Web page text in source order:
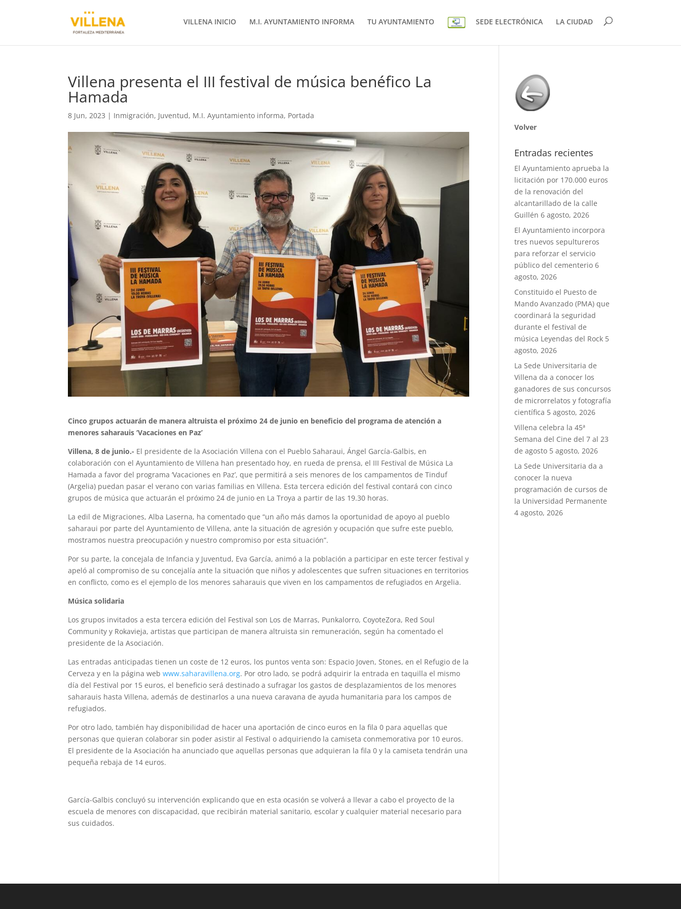
VILLENA INICIO M.I. AYUNTAMIENTO INFORMA TU AYUNTAMIENTO SEDE ELECTRÓNICA LA CIUDAD
Villena presenta el III festival de música benéfico La
Hamada
8 Jun, 2023 | Inmigración, Juventud, M.I. Ayuntamiento informa, Portada
Cinco grupos actuarán de manera altruista el próximo 24 de junio en beneficio del programa de atención a
menores saharauis ‘Vacaciones en Paz’
Villena, 8 de junio.- El presidente de la Asociación Villena con el Pueblo Saharaui, Ángel García-Galbis, en
colaboración con el Ayuntamiento de Villena han presentado hoy, en rueda de prensa, el III Festival de Música La
Hamada a favor del programa ‘Vacaciones en Paz’, que permitirá a seis menores de los campamentos de Tinduf
(Argelia) puedan pasar el verano con varias familias en Villena. Esta tercera edición del festival contará con cinco
grupos de música que actuarán el próximo 24 de junio en La Troya a partir de las 19.30 horas.
La edil de Migraciones, Alba Laserna, ha comentado que “un año más damos la oportunidad de apoyo al pueblo
saharaui por parte del Ayuntamiento de Villena, ante la situación de agresión y ocupación que sufre este pueblo,
mostramos nuestra preocupación y nuestro compromiso por esta situación”.
Por su parte, la concejala de Infancia y Juventud, Eva García, animó a la población a participar en este tercer festival y
apeló al compromiso de su concejalía ante la situación que niños y adolescentes que sufren situaciones en territorios
en conflicto, como es el ejemplo de los menores saharauis que viven en los campamentos de refugiados en Argelia.
Música solidaria
Los grupos invitados a esta tercera edición del Festival son Los de Marras, Punkalorro, CoyoteZora, Red Soul
Community y Rokavieja, artistas que participan de manera altruista sin remuneración, según ha comentado el
presidente de la Asociación.
Las entradas anticipadas tienen un coste de 12 euros, los puntos venta son: Espacio Joven, Stones, en el Refugio de la
Cerveza y en la página webwww.saharavillena.org. Por otro lado, se podrá adquirir la entrada en taquilla el mismo
día del Festival por 15 euros, el beneficio será destinado a sufragar los gastos de desplazamientos de los menores
saharauis hasta Villena, además de destinarlos a una nueva caravana de ayuda humanitaria para los campos de
refugiados.
Por otro lado, también hay disponibilidad de hacer una aportación de cinco euros en la fila 0 para aquellas que
personas que quieran colaborar sin poder asistir al Festival o adquiriendo la camiseta conmemorativa por 10 euros.
El presidente de la Asociación ha anunciado que aquellas personas que adquieran la fila 0 y la camiseta tendrán una
pequeña rebaja de 14 euros.
García-Galbis concluyó su intervención explicando que en esta ocasión se volverá a llevar a cabo el proyecto de la
escuela de menores con discapacidad, que recibirán material sanitario, escolar y cualquier material necesario para
sus cuidados.
Volver
Entradas recientes
El Ayuntamiento aprueba la
licitación por 170.000 euros
de la renovación del
alcantarillado de la calle
Guillén 6 agosto, 2026
El Ayuntamiento incorpora
tres nuevos sepultureros
para reforzar el servicio
público del cementerio 6
agosto, 2026
Constituido el Puesto de
Mando Avanzado (PMA) que
coordinará la seguridad
durante el festival de
música Leyendas del Rock 5
agosto, 2026
La Sede Universitaria de
Villena da a conocer los
ganadores de sus concursos
de microrrelatos y fotografía
científica 5 agosto, 2026
Villena celebra la 45ª
Semana del Cine del 7 al 23
de agosto 5 agosto, 2026
La Sede Universitaria da a
conocer la nueva
programación de cursos de
la Universidad Permanente
4 agosto, 2026